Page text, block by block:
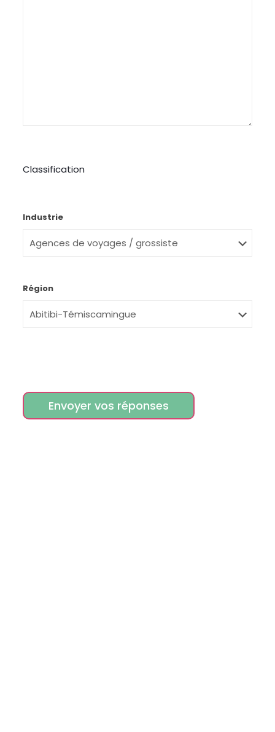
Classification
Industrie
Région